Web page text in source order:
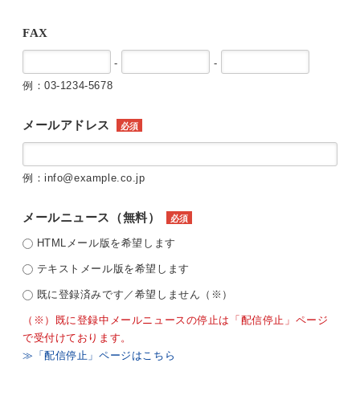
FAX
-
-
例：03-1234-5678
メールアドレス 必須
例：info@example.co.jp
メールニュース（無料） 必須
HTMLメール版を希望します
テキストメール版を希望します
既に登録済みです／希望しません（※）
（※）既に登録中メールニュースの停止は「配信停止」ページ
で受付けております。
≫「配信停止」ページはこちら